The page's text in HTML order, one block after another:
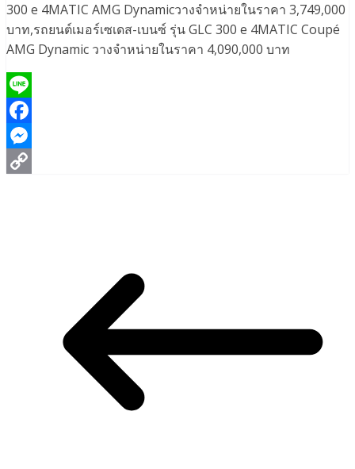
300 e 4MATIC AMG Dynamicวางจำหน่ายในราคา 3,749,000
บาท,รถยนต์เมอร์เซเดส-เบนซ์ รุ่น GLC 300 e 4MATIC Coupé
AMG Dynamic วางจำหน่ายในราคา 4,090,000 บาท
Line
Facebook
Messenger